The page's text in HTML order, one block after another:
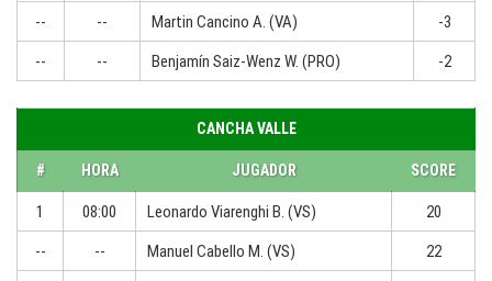
--
-- Martin Cancino A. (VA)
-3
--
-- Benjamín Saiz-Wenz W. (PRO) -2
CANCHA VALLE
# HORA JUGADOR SCORE
1 08:00 Leonardo Viarenghi B. (VS)
20
--
-- Manuel Cabello M. (VS)
22